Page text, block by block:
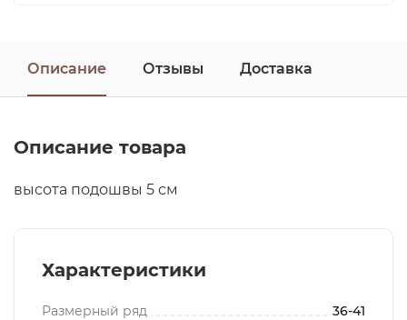
Описание Отзывы Доставка
Описание товара
высота подошвы 5 см
Характеристики
Размерный ряд 36-41